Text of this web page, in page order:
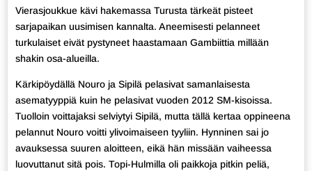
Vierasjoukkue kävi hakemassa Turusta tärkeät pisteet
sarjapaikan uusimisen kannalta. Aneemisesti pelanneet
turkulaiset eivät pystyneet haastamaan Gambiittia millään
shakin osa-alueilla.
Kärkipöydällä Nouro ja Sipilä pelasivat samanlaisesta
asematyyppiä kuin he pelasivat vuoden 2012 SM-kisoissa.
Tuolloin voittajaksi selviytyi Sipilä, mutta tällä kertaa oppineena
pelannut Nouro voitti ylivoimaiseen tyyliin. Hynninen sai jo
avauksessa suuren aloitteen, eikä hän missään vaiheessa
luovuttanut sitä pois. Topi-Hulmilla oli paikkoja pitkin peliä,